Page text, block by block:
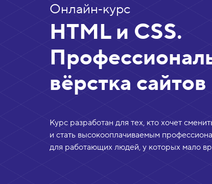
Онлайн‑курс
HTML и CSS.
вёрстка сайтов
Курс разработан для тех, кто хочет
и стать высокооплачиваемым
для работающих людей, у которых мало